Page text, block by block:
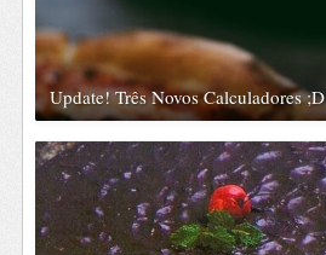
Update! Três Novos Calculadores ;D